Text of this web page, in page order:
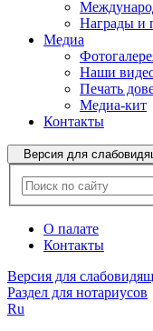
Награды и
Медиа
Наши
Печать
Медиа-кит
Контакты
Версия для
О палате
Контакты
Версия для
Раздел для нотариусов
Ru